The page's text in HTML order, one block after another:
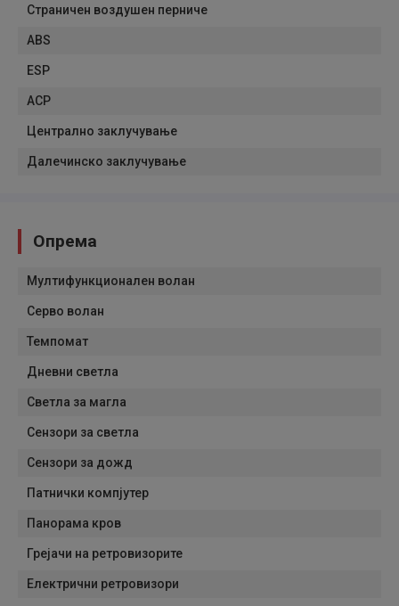
Страничен воздушен перниче
ABS
ESP
АСР
Централно заклучување
Далечинско заклучување
Опрема
Мултифункционален волан
Серво волан
Темпомат
Дневни светла
Светла за магла
Сензори за светла
Сензори за дожд
Патнички компјутер
Панорама кров
Грејачи на ретровизорите
Електрични ретровизори